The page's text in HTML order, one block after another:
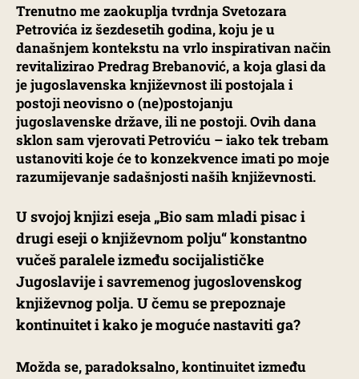
Trenutno me zaokuplja tvrdnja Svetozara
Petrovića iz šezdesetih godina, koju je u
današnjem kontekstu na vrlo inspirativan način
revitalizirao Predrag Brebanović, a koja glasi da
je jugoslavenska književnost ili postojala i
postoji neovisno o (ne)postojanju
jugoslavenske države, ili ne postoji. Ovih dana
sklon sam vjerovati Petroviću – iako tek trebam
ustanoviti koje će to konzekvence imati po moje
razumijevanje sadašnjosti naših književnosti.
U svojoj knjizi eseja „Bio sam mladi pisac i
drugi eseji o književnom polju“ konstantno
vučeš paralele između socijalističke
Jugoslavije i savremenog jugoslovenskog
književnog polja. U čemu se prepoznaje
kontinuitet i kako je moguće nastaviti ga?
Možda se, paradoksalno, kontinuitet između